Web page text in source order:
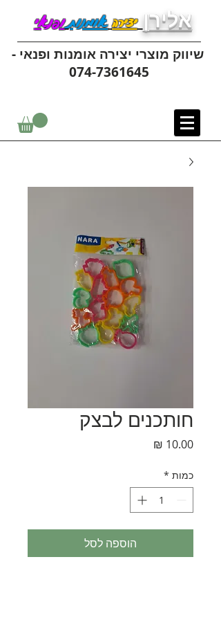
אלירן יצירהאומנותופנאי
שיווק מוצרי יצירה אומנות ופנאי -
074-7361645
חותכנים לבצק
כמות *
הוספה לסל